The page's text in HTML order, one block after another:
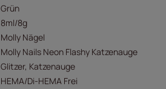
Grün
8ml/8g
Molly Nägel
Molly Nails Neon Flashy Katzenauge
Glitzer Katzenauge
HEMA/Di-HEMA Frei